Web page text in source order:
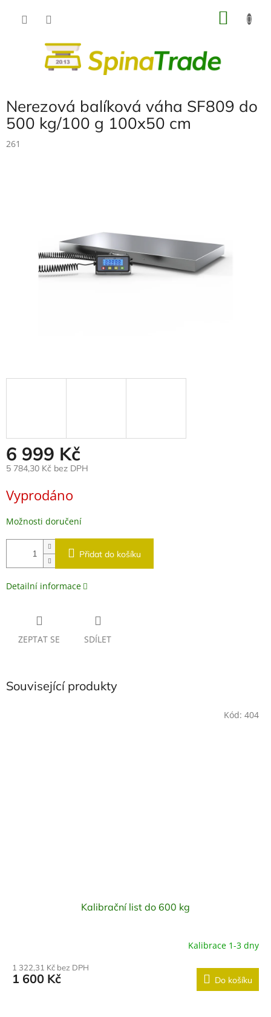
Nerezová balíková váha SF809 do
500 kg/100 g 100x50 cm
261
6 999 Kč
5 784,30 Kč bez DPH
cena:
Vyprodáno
Možnosti doručení
Přidat do košíku
Detailní informace
ZEPTAT SE SDÍLET
Související produkty
Kalibrační list do 600 kg
Kalibrace 1-3 dny
1 322,31 Kč bez DPH
1 600 Kč Do košíku
Kód: 404